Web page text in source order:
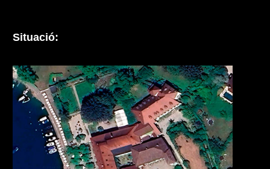
Situació: